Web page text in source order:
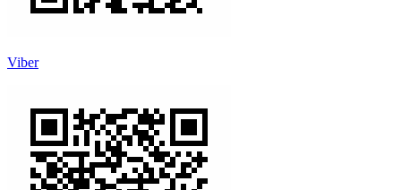
Viber